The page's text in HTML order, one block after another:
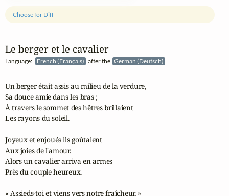
Le berger et le cavalier
Language: French (Français) after the German (Deutsch)
Choose for Diff
Un berger était assis au milieu de la verdure,
Sa douce amie dans les bras ;
À travers le sommet des hêtres brillaient
Les rayons du soleil.
Joyeux et enjoués ils goûtaient
Aux joies de l'amour.
Alors un cavalier arriva en armes
Près du couple heureux.
« Assieds-toi et viens vers notre fraîcheur, »